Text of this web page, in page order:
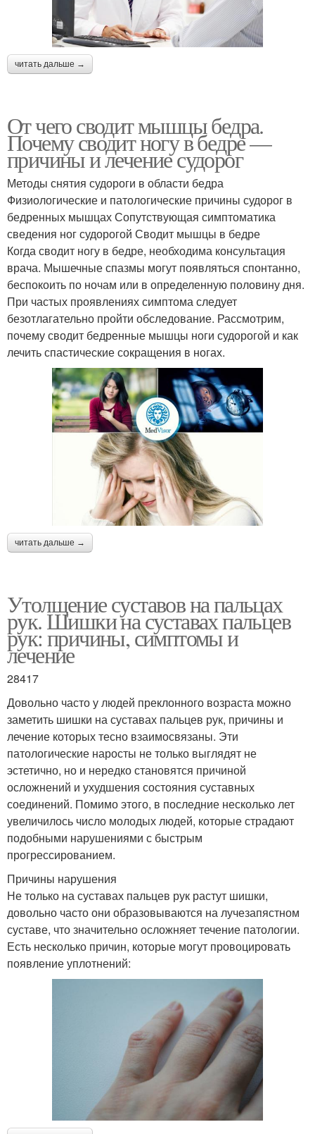
читать дальше →
От чего сводит мышцы бедра.
Почему сводит ногу в бедре —
причины и лечение судорог
Методы снятия судороги в области бедра
Физиологические и патологические причины судорог в
бедренных мышцах Сопутствующая симптоматика
сведения ног судорогой Сводит мышцы в бедре
Когда сводит ногу в бедре, необходима консультация
врача. Мышечные спазмы могут появляться спонтанно,
беспокоить по ночам или в определенную половину дня.
При частых проявлениях симптома следует
безотлагательно пройти обследование. Рассмотрим,
почему сводит бедренные мышцы ноги судорогой и как
лечить спастические сокращения в ногах.
читать дальше →
Утолщение суставов на пальцах
рук. Шишки на суставах пальцев
рук: причины, симптомы и
лечение
28417
Довольно часто у людей преклонного возраста можно
заметить шишки на суставах пальцев рук, причины и
лечение которых тесно взаимосвязаны. Эти
патологические наросты не только выглядят не
эстетично, но и нередко становятся причиной
осложнений и ухудшения состояния суставных
соединений. Помимо этого, в последние несколько лет
увеличилось число молодых людей, которые страдают
подобными нарушениями с быстрым
прогрессированием.
Причины нарушения
Не только на суставах пальцев рук растут шишки,
довольно часто они образовываются на лучезапястном
суставе, что значительно осложняет течение патологии.
Есть несколько причин, которые могут провоцировать
появление уплотнений: